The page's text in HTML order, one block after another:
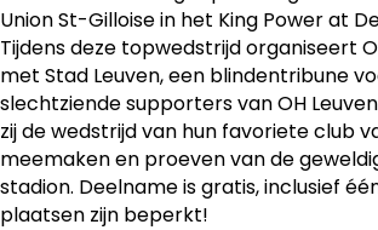
Union St-Gilloise in het King Power at
Tijdens deze topwedstrijd organiseert
met Stad Leuven, een blindentribune
slechtziende supporters van OH
zij de wedstrijd van hun favoriete club
meemaken en proeven van de
stadion. Deelname is gratis, inclusief
plaatsen zijn beperkt!